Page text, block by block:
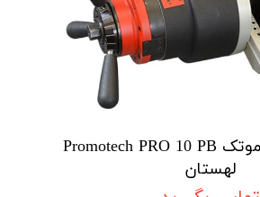
پخ زن لوله پروموتک Promotech PRO 10 PB
لهستان